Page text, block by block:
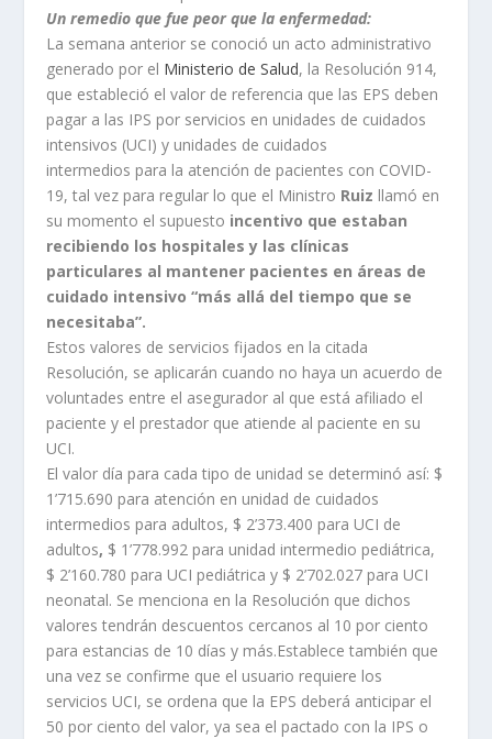
Un remedio que fue peor que la enfermedad:
La semana anterior se conoció un acto administrativo
generado por el Ministerio de Salud, la Resolución 914,
que estableció el valor de referencia que las EPS deben
pagar a las IPS por servicios en unidades de cuidados
intensivos (UCI) y unidades de cuidados
intermedios para la atención de pacientes con COVID-
19, tal vez para regular lo que el Ministro Ruiz llamó en
su momento el supuesto incentivo que estaban
recibiendo los hospitales y las clínicas
particulares al mantener pacientes en áreas de
cuidado intensivo “más allá del tiempo que se
necesitaba”.
Estos valores de servicios fijados en la citada
Resolución, se aplicarán cuando no haya un acuerdo de
voluntades entre el asegurador al que está afiliado el
paciente y el prestador que atiende al paciente en su
UCI.
El valor día para cada tipo de unidad se determinó así: $
1’715.690 para atención en unidad de cuidados
intermedios para adultos, $ 2’373.400 para UCI de
adultos, $ 1’778.992 para unidad intermedio pediátrica,
$ 2’160.780 para UCI pediátrica y $ 2’702.027 para UCI
neonatal. Se menciona en la Resolución que dichos
valores tendrán descuentos cercanos al 10 por ciento
para estancias de 10 días y más.Establece también que
una vez se confirme que el usuario requiere los
servicios UCI, se ordena que la EPS deberá anticipar el
50 por ciento del valor, ya sea el pactado con la IPS o